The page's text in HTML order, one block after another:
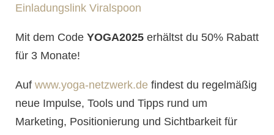
Einladungslink Viralspoon
Mit dem Code YOGA2025 erhältst du 50% Rabatt
für 3 Monate!
Auf www.yoga-netzwerk.de findest du regelmäßig
neue Impulse, Tools und Tipps rund um
Marketing, Positionierung und Sichtbarkeit für